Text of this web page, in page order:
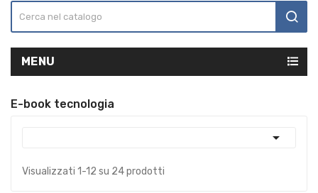
MENU
E-book tecnologia

Visualizzati 1-12 su 24 prodotti